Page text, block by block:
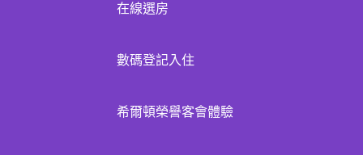
在線選房
數碼登記入住
希爾頓榮譽客會體驗